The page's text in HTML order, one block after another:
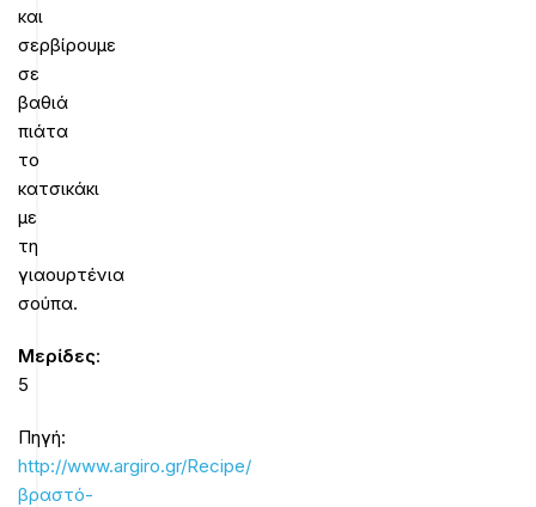
και
σερβίρουμε
σε
βαθιά
πιάτα
το
κατσικάκι
με
τη
γιαουρτένια
σούπα.
Mερίδες:
5
Πηγή:
http://www.argiro.gr/Recipe/
βραστό-